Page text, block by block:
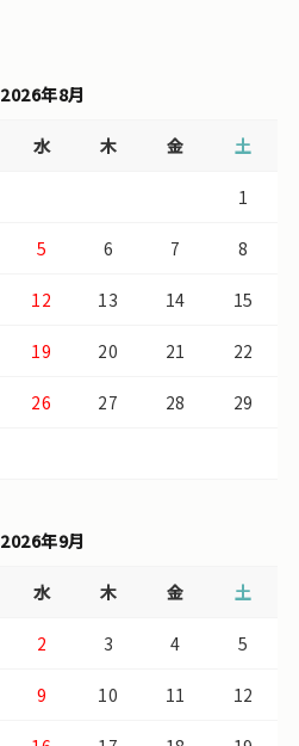
2026年8月
水 木 金 土
1
5 6 7 8
12 13 14 15
19 20 21 22
26 27 28 29
2026年9月
水 木 金 土
2 3 4 5
9 10 11 12